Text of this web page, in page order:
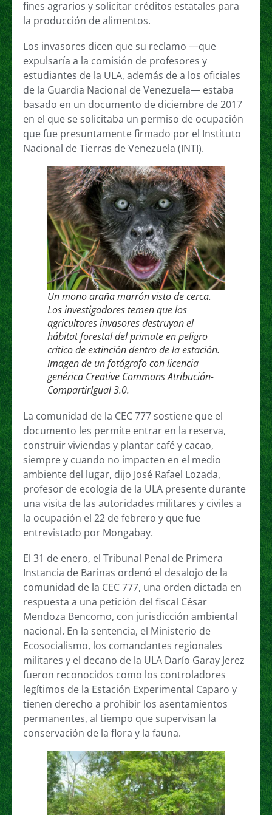
fines agrarios y solicitar créditos estatales para
la producción de alimentos.
Los invasores dicen que su reclamo —que
expulsaría a la comisión de profesores y
estudiantes de la ULA, además de a los oficiales
de la Guardia Nacional de Venezuela— estaba
basado en un documento de diciembre de 2017
en el que se solicitaba un permiso de ocupación
que fue presuntamente firmado por el Instituto
Nacional de Tierras de Venezuela (INTI).
Un mono araña marrón visto de cerca.
Los investigadores temen que los
agricultores invasores destruyan el
hábitat forestal del primate en peligro
crítico de extinción dentro de la estación.
Imagen de un fotógrafo con licencia
genérica Creative Commons Atribución-
CompartirIgual 3.0.
La comunidad de la CEC 777 sostiene que el
documento les permite entrar en la reserva,
construir viviendas y plantar café y cacao,
siempre y cuando no impacten en el medio
ambiente del lugar, dijo José Rafael Lozada,
profesor de ecología de la ULA presente durante
una visita de las autoridades militares y civiles a
la ocupación el 22 de febrero y que fue
entrevistado por Mongabay.
El 31 de enero, el Tribunal Penal de Primera
Instancia de Barinas ordenó el desalojo de la
comunidad de la CEC 777, una orden dictada en
respuesta a una petición del fiscal César
Mendoza Bencomo, con jurisdicción ambiental
nacional. En la sentencia, el Ministerio de
Ecosocialismo, los comandantes regionales
militares y el decano de la ULA Darío Garay Jerez
fueron reconocidos como los controladores
legítimos de la Estación Experimental Caparo y
tienen derecho a prohibir los asentamientos
permanentes, al tiempo que supervisan la
conservación de la flora y la fauna.